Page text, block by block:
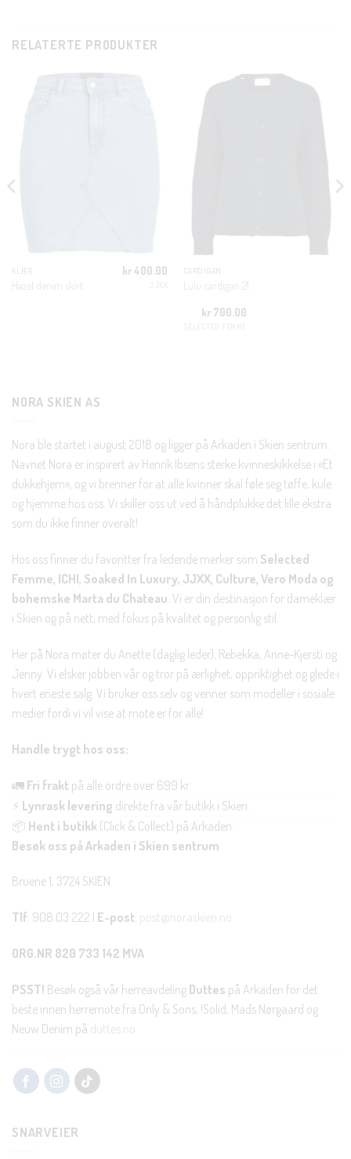
RELATERTE PRODUKTER
KLÆR
Hazel denim skirt
kr400.00 CARDIGAN
Lulu cardigan 21
kr700.00
NORA SKIEN AS
Nora ble startet i august 2018 og ligger på Arkaden i Skien sentrum.
Navnet Nora er inspirert av Henrik Ibsens sterke kvinneskikkelse i «Et
dukkehjem», og vi brenner for at alle kvinner skal føle seg tøffe, kule
og hjemme hos oss. Vi skiller oss ut ved å håndplukke det lille ekstra
som du ikke finner overalt!
Hos oss finner du favoritter fra ledende merker som Selected
Femme, ICHI, Soaked In Luxury, JJXX, Culture, Vero Moda og
bohemske Marta du Chateau. Vi er din destinasjon for dameklær
i Skien og på nett, med fokus på kvalitet og personlig stil.
Her på Nora møter du Anette (daglig leder), Rebekka, Anne-Kjersti og
Jenny. Vi elsker jobben vår og tror på ærlighet, oppriktighet og glede i
hvert eneste salg. Vi bruker oss selv og venner som modeller i sosiale
medier fordi vi vil vise at mote er for alle!
Handle trygt hos oss:
🚛 Fri frakt på alle ordre over 699 kr.
⚡ Lynrask levering direkte fra vår butikk i Skien.
📦 Hent i butikk (Click & Collect) på Arkaden.
Besøk oss på Arkaden i Skien sentrum
Bruene 1, 3724 SKIEN
Tlf: 908 03 222 | E-post: post@noraskien.no
ORG.NR 820 733 142 MVA
PSST! Besøk også vår herreavdeling Duttes på Arkaden for det
beste innen herremote fra Only & Sons, !Solid, Mads Nørgaard og
Neuw Denim på duttes.no
SNARVEIER
CLOSE
KUNDEKLUBB
rabatt på din første handel og eksklusive fordeler rett i lomma.
JA, HENT MIN RABATTKODE!